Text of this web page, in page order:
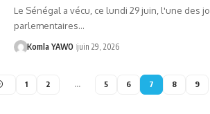
Le Sénégal a vécu, ce lundi 29 juin, l'une des
parlementaires…
Komla YAWO juin 29, 2026
1 2 … 5 6 7 8 9